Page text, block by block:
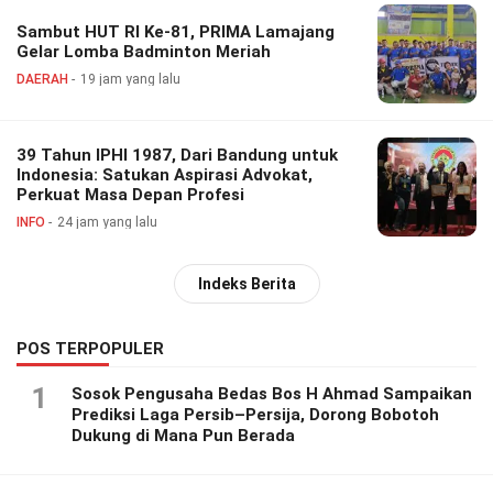
Sambut HUT RI Ke-81, PRIMA Lamajang
Gelar Lomba Badminton Meriah
DAERAH 19 jam yang lalu
39 Tahun IPHI 1987, Dari Bandung untuk
Indonesia: Satukan Aspirasi Advokat,
Perkuat Masa Depan Profesi
INFO 24 jam yang lalu
Indeks Berita
POS TERPOPULER
1
Sosok Pengusaha Bedas Bos H Ahmad Sampaikan
Prediksi Laga Persib–Persija, Dorong Bobotoh
Dukung di Mana Pun Berada